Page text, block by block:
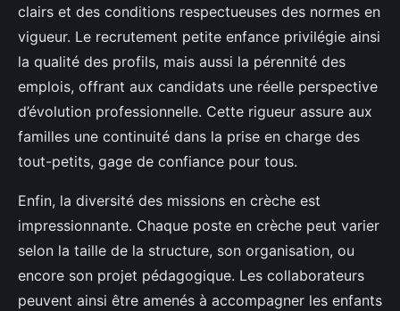
clairs et des conditions respectueuses des normes en
vigueur. Le recrutement petite enfance privilégie ainsi
la qualité des profils, mais aussi la pérennité des
emplois, offrant aux candidats une réelle perspective
d’évolution professionnelle. Cette rigueur assure aux
familles une continuité dans la prise en charge des
tout-petits, gage de confiance pour tous.
Enfin, la diversité des missions en crèche est
impressionnante. Chaque poste en crèche peut varier
selon la taille de la structure, son organisation, ou
encore son projet pédagogique. Les collaborateurs
peuvent ainsi être amenés à accompagner les enfants